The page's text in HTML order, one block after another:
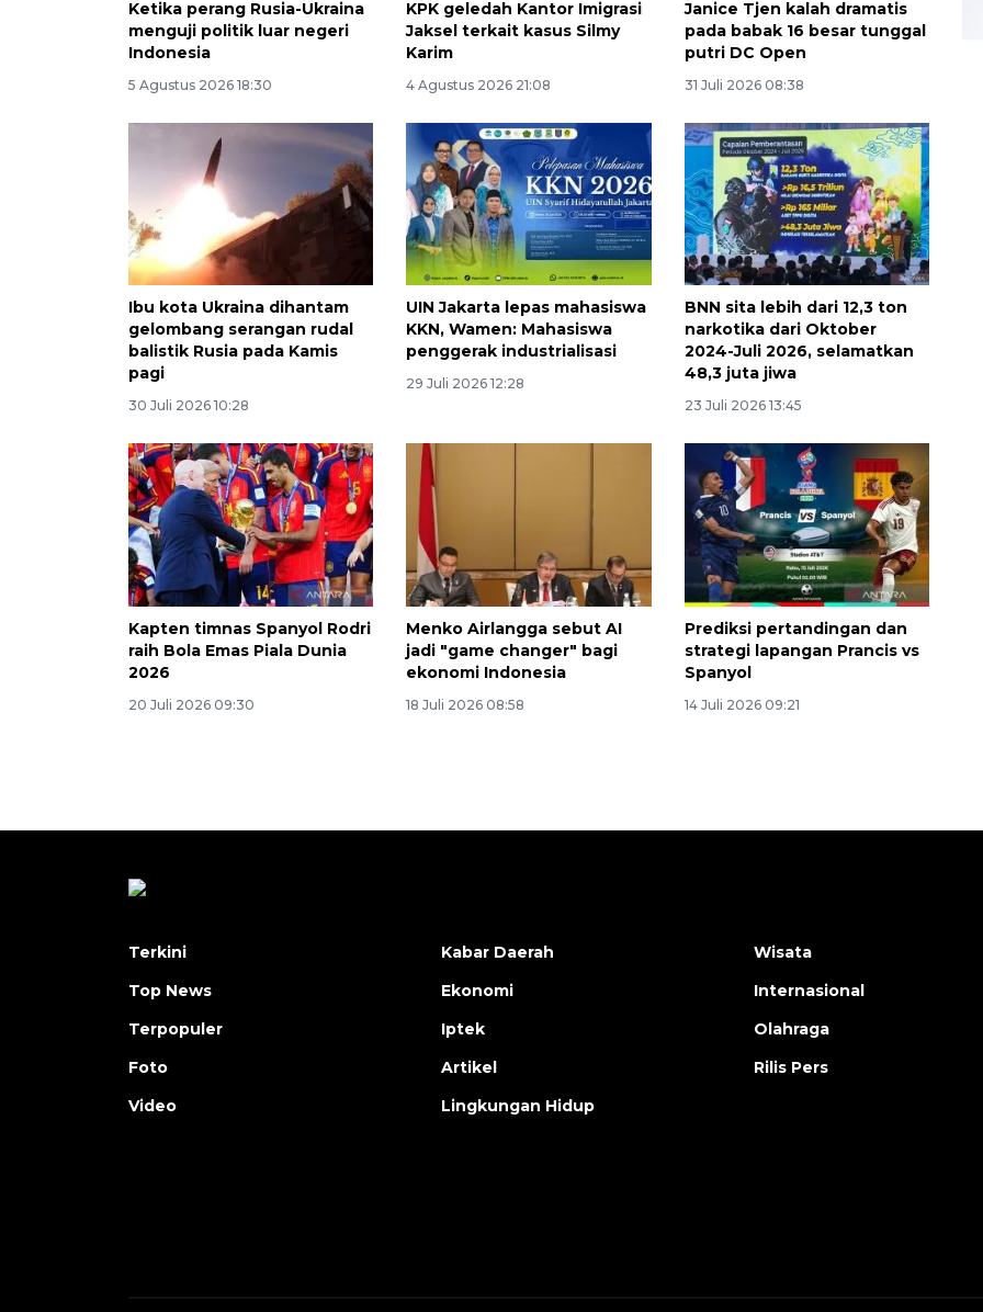
Ketika perang Rusia-Ukraina
menguji politik luar negeri
Indonesia
5 Agustus 2026 18:30
KPK geledah Kantor Imigrasi
Jaksel terkait kasus Silmy
Karim
4 Agustus 2026 21:08
Janice Tjen kalah dramatis
pada babak 16 besar tunggal
putri DC Open
31 Juli 2026 08:38
Ibu kota Ukraina dihantam
gelombang serangan rudal
balistik Rusia pada Kamis
pagi
30 Juli 2026 10:28
UIN Jakarta lepas mahasiswa
KKN, Wamen: Mahasiswa
penggerak industrialisasi
29 Juli 2026 12:28
BNN sita lebih dari 12,3 ton
narkotika dari Oktober
2024-Juli 2026, selamatkan
48,3 juta jiwa
23 Juli 2026 13:45
Kapten timnas Spanyol Rodri
raih Bola Emas Piala Dunia
2026
20 Juli 2026 09:30
Menko Airlangga sebut AI
jadi "game changer" bagi
ekonomi Indonesia
18 Juli 2026 08:58
Prediksi pertandingan dan
strategi lapangan Prancis vs
Spanyol
14 Juli 2026 09:21
160 ribu sambungan baru
jaringan gas 2026
2026-08-07 18:00:00
Terkini
Top News
Terpopuler
Foto
Video
Kabar Daerah
Ekonomi
Iptek
Artikel
Lingkungan Hidup
Wisata
Internasional
Olahraga
Rilis Pers